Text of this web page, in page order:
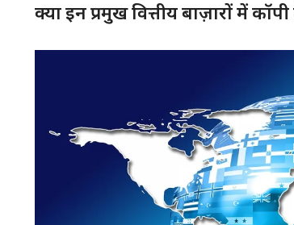
क्या इन प्रमुख वित्तीय बाज़ारों में कॉपी